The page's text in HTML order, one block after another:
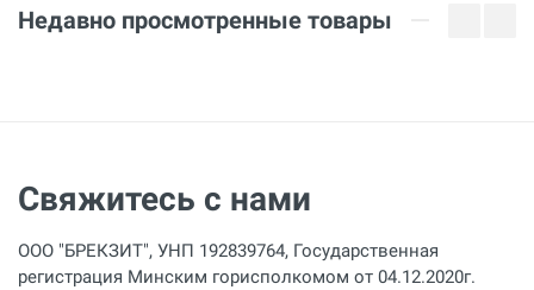
Недавно просмотренные товары
Свяжитесь с нами
ООО "БРЕКЗИТ", УНП 192839764, Государственная
регистрация Минским горисполкомом от 04.12.2020г.